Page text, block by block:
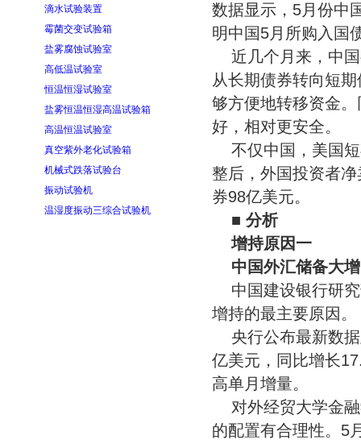
滴水试验装置
霉菌交变试验箱
盐雾腐蚀试验室
高低温试验室
恒温恒湿试验室
盐雾恒温恒湿高温试验箱
高温恒温试验室
真空紫外老化试验箱
机械式跌落试验台
振动试验机
温湿度振动三综合试验机
数据显示，5月份中
明中国5月所购入国
近几个月来，中
从长期债券转向短
够方便地转移资金
好，相对更安全。
不仅中国，美国
整后，外国投资者
券98亿美元。
■ 分析
增持原因一
中国外汇储备大增
中国建设银行研
增持的最主要原因。
央行公布最新数
亿美元，同比增长
高单月增量。
对外经贸大学金
的配置有合理性。5